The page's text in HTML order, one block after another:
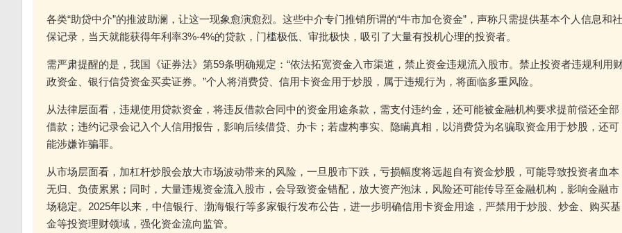
各类“助贷中介”的推波助澜，让这一现象愈演愈烈。这些中介专门推销所谓的“牛市加仓资金”，声称只需提供基本个人信息和社
保记录，当天就能获得年利率3%-4%的贷款，门槛极低、审批极快，吸引了大量有投机心理的投资者。
需严肃提醒的是，我国《证券法》第59条明确规定：“依法拓宽资金入市渠道，禁止资金违规流入股市。禁止投资者违规利用
政资金、银行信贷资金买卖证券。”个人将消费贷、信用卡资金用于炒股，属于违规行为，将面临多重风险。
从法律层面看，违规使用贷款资金，将违反借款合同中的资金用途条款，需支付违约金，还可能被金融机构要求提前偿还全部
借款；违约记录会记入个人信用报告，影响后续借贷、办卡；若虚构事实、隐瞒真相，以消费贷为名骗取资金用于炒股，还可
能涉嫌诈骗罪。
从市场层面看，加杠杆炒股会放大市场波动带来的风险，一旦股市下跌，亏损幅度将远超自有资金炒股，可能导致投资者血本
无归、负债累累；同时，大量违规资金流入股市，会导致资金错配，放大资产泡沫，风险还可能传导至金融机构，影响金融市
场稳定。2025年以来，中信银行、渤海银行等多家银行发布公告，进一步明确信用卡资金用途，严禁用于炒股、炒金、购买基
金等投资理财领域，强化资金流向监管。